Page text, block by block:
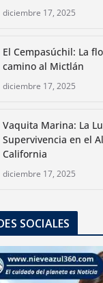
diciembre 17, 2025
El Cempasúchil: La
camino al Mictlán
diciembre 17, 2025
Vaquita Marina: La
Supervivencia en el
California
diciembre 17, 2025
SOCIALES